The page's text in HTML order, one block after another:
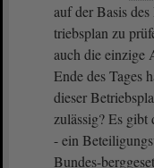
auf der Basis
triebsplan zu
auch die einzige
Ende des Tages
dieser
zulässig? Es gibt
- ein
Bundes-